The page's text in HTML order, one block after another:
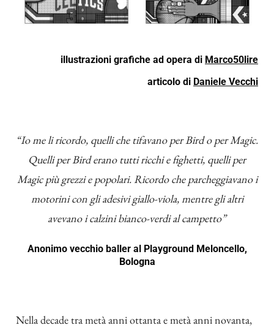
illustrazioni grafiche ad opera di Marco50lire
articolo di Daniele Vecchi
“Io me li ricordo, quelli che tifavano per Bird o per Magic.
Quelli per Bird erano tutti ricchi e fighetti, quelli per
Magic più grezzi e popolari. Ricordo che parcheggiavano i
motorini con gli adesivi giallo-viola, mentre gli altri
avevano i calzini bianco-verdi al campetto”
Anonimo vecchio baller al Playground Meloncello,
Bologna
Nella decade tra metà anni ottanta e metà anni novanta,